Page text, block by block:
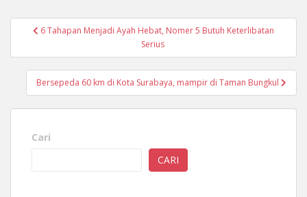
Navigasi
6 Tahapan Menjadi Ayah Hebat, Nomer 5 Butuh Keterlibatan
Serius
Bersepeda 60 km di Kota Surabaya, mampir di Taman Bungkul
Cari
CARI